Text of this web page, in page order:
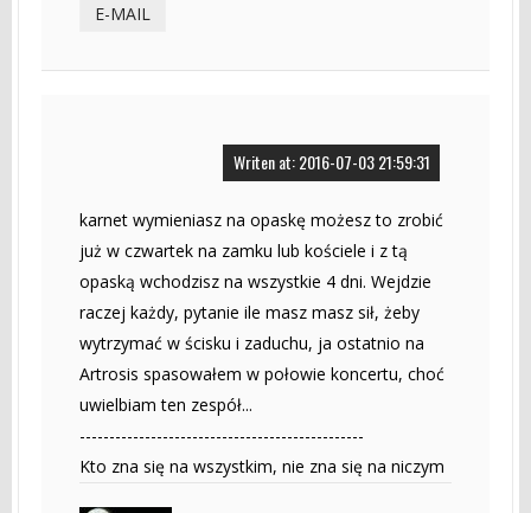
E-MAIL
Writen at: 2016-07-03 21:59:31
karnet wymieniasz na opaskę możesz to zrobić
już w czwartek na zamku lub kościele i z tą
opaską wchodzisz na wszystkie 4 dni. Wejdzie
raczej każdy, pytanie ile masz masz sił, żeby
wytrzymać w ścisku i zaduchu, ja ostatnio na
Artrosis spasowałem w połowie koncertu, choć
uwielbiam ten zespół...
------------------------------------------------
Kto zna się na wszystkim, nie zna się na niczym